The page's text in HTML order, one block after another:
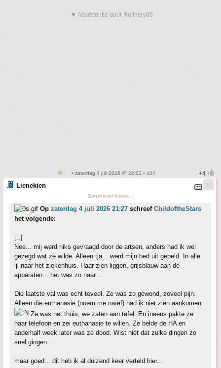
▼ Advertentie door Refinery89
• zaterdag 4 juli 2026 @ 22:02 • 104
Lienekien
Sunshower kisses...
Op zaterdag 4 juli 2026 21:27 schreef ChildoftheStars
het volgende:
[..]
Nee... mij werd niks gevraagd door de artsen, anders had ik wel
gezegd wat ze wilde. Alleen tja... werd mijn bed uit gebeld. In alle
ijl naar het ziekenhuis. Haar zien liggen, grijsblauw aan de
apparaten... het was zo naar...
Die laatste val was echt teveel. Ze was zo gewond, zoveel pijn.
Alleen die euthanasie (noem me naïef) had ik niet zien aankomen
Ze was net thuis, we zaten aan tafel. En ineens pakte ze
haar telefoon en zei euthanasie te willen. Ze belde de HA en
anderhalf week later was ze dood. Wist niet dat zulke dingen zo
snel gingen...
maar goed... dit heb ik al duizend keer verteld hier...